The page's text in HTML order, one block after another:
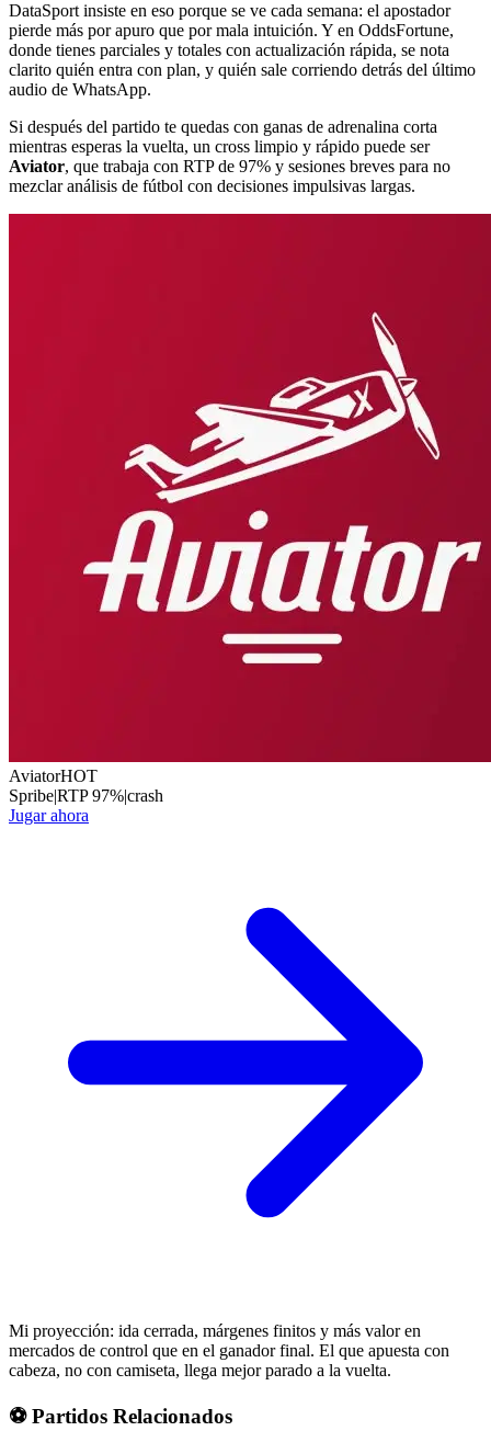
DataSport insiste en eso porque se ve cada semana: el apostador
pierde más por apuro que por mala intuición. Y en OddsFortune,
donde tienes parciales y totales con actualización rápida, se nota
clarito quién entra con plan, y quién sale corriendo detrás del último
audio de WhatsApp.
Si después del partido te quedas con ganas de adrenalina corta
mientras esperas la vuelta, un cross limpio y rápido puede ser
Aviator, que trabaja con RTP de 97% y sesiones breves para no
mezclar análisis de fútbol con decisiones impulsivas largas.
AviatorHOT
Spribe|RTP97%|crash
Jugar ahora
Mi proyección: ida cerrada, márgenes finitos y más valor en
mercados de control que en el ganador final. El que apuesta con
cabeza, no con camiseta, llega mejor parado a la vuelta.
⚽ Partidos Relacionados